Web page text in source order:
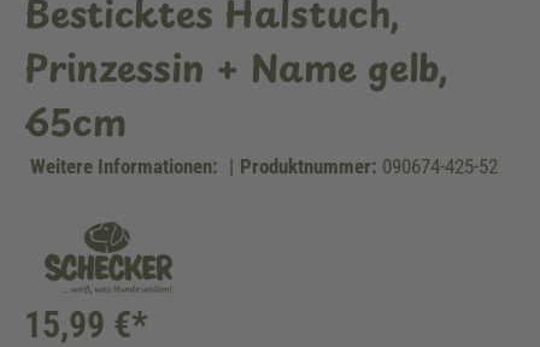
Besticktes Halstuch,
Prinzessin + Name gelb,
65cm
Weitere Informationen: | Produktnummer: 090674-425-52
15,99 €*